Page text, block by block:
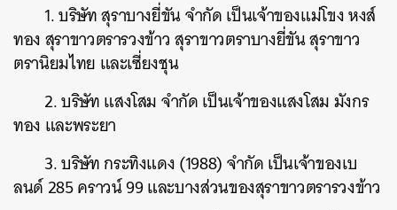
1. บริษัท สุราบางยี่ขัน จำกัด เป็นเจ้าของแม่โขง หงส์
ทอง สุราขาวตรารวงข้าว สุราขาวตราบางยี่ขัน สุราขาว
ตรานิยมไทย และเซี่ยงชุน
2. บริษัท แสงโสม จำกัด เป็นเจ้าของแสงโสม มังกร
ทอง และพระยา
3. บริษัท กระทิงแดง (1988) จำกัด เป็นเจ้าของเบ
ลนด์ 285 คราวน์ 99 และบางส่วนของสุราขาวตรารวงข้าว